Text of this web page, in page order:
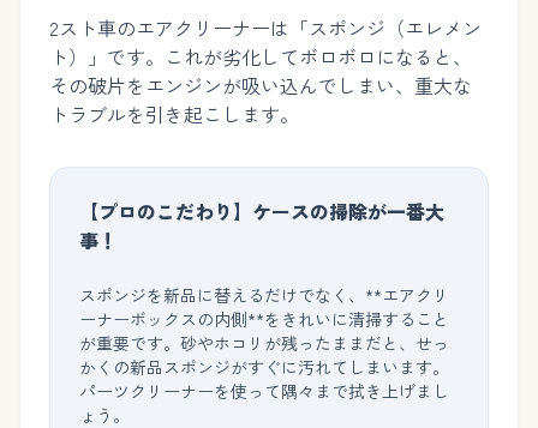
2スト車のエアクリーナーは「スポンジ（エレメン
ト）」です。これが劣化してボロボロになると、
その破片をエンジンが吸い込んでしまい、重大な
トラブルを引き起こします。
【プロのこだわり】ケースの掃除が一番大
事！
スポンジを新品に替えるだけでなく、**エアクリ
ーナーボックスの内側**をきれいに清掃すること
が重要です。砂やホコリが残ったままだと、せっ
かくの新品スポンジがすぐに汚れてしまいます。
パーツクリーナーを使って隅々まで拭き上げまし
ょう。